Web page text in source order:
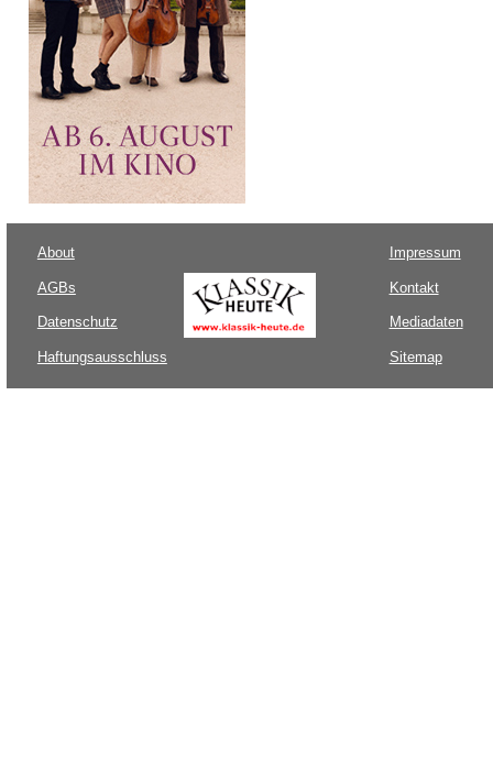
About
AGBs
Datenschutz
Haftungsausschluss
Impressum
Kontakt
Mediadaten
Sitemap